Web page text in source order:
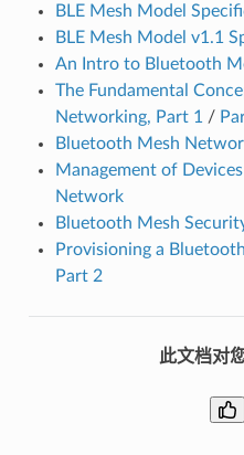
BLE Mesh Model
BLE Mesh Model v1.1
An Intro to Bluetooth
The Fundamental
Networking, Part 1 /
Bluetooth Mesh
Management of
Network
Bluetooth Mesh
Provisioning a
Part 2
此文档对